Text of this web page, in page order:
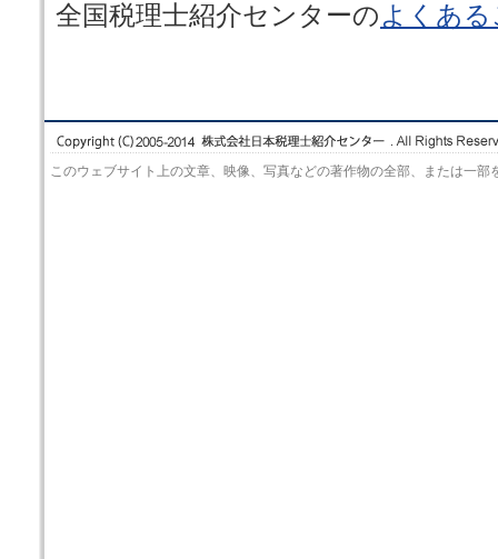
全国税理士紹介センターのよくあ
このウェブサイト上の文章、映像、写真などの著作物の全部、または一